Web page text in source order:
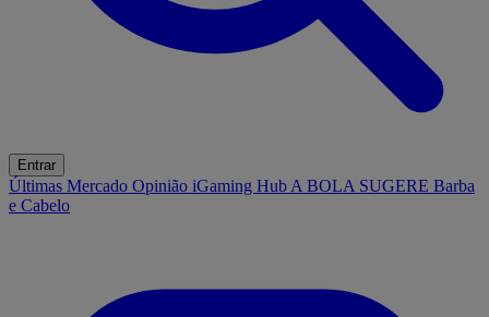
Entrar
Últimas Mercado Opinião iGaming Hub A BOLA SUGERE Barba
e Cabelo